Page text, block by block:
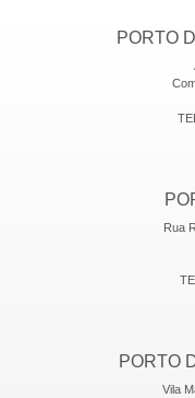
PORTO
Rua
PORTO
Vila